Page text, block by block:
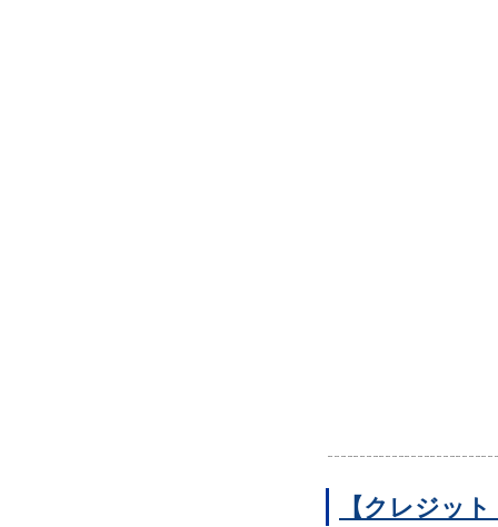
【クレジッ